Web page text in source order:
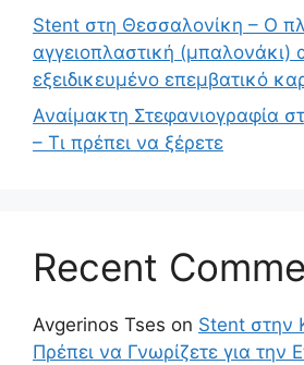
Stent στη Θεσσαλονίκη – Ο
αγγειοπλαστική (μπαλονάκι)
εξειδικευμένο επεμβατικό
Αναίμακτη Στεφανιογραφία
– Τι πρέπει να ξέρετε
Recent
Avgerinos Tses on Stent στην
Πρέπει να Γνωρίζετε για την